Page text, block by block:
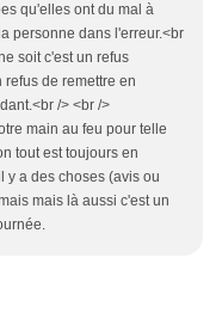
qu'elles ont du mal à
personne dans l'erreur.<br
soit c'est un refus
refus de remettre en
/> <br />
main au feu pour telle
tout est toujours en
y a des choses (avis ou
mais là aussi c'est un